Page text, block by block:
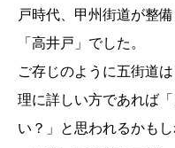
戸時代、甲州街道が整
「高井戸」でした。
ご存じのように五街道
理に詳しい方であれば
い？」と思われるかも